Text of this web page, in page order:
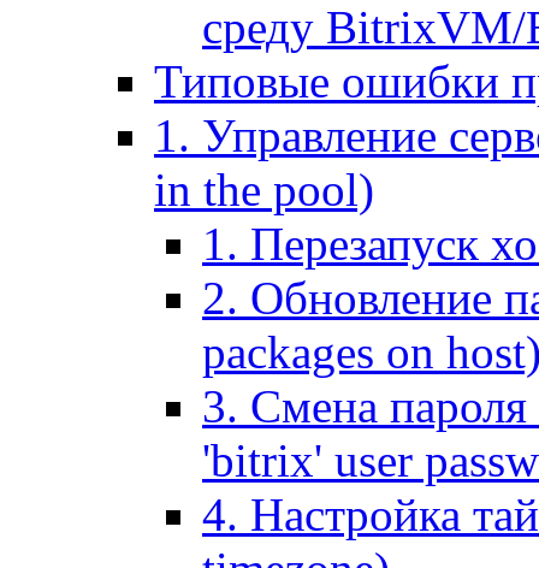
среду
Типовые ошибки
1. Управление
in the pool)
1. Перезапуск
2. Обновление
packages on
3. Смена пароля
'bitrix' user
4. Настройка